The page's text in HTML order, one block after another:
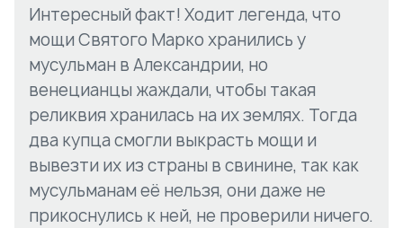
Интересный факт! Ходит легенда, что
мощи Святого Марко хранились у
мусульман в Александрии, но
венецианцы жаждали, чтобы такая
реликвия хранилась на их землях. Тогда
два купца смогли выкрасть мощи и
вывезти их из страны в свинине, так как
мусульманам её нельзя, они даже не
прикоснулись к ней, не проверили ничего.